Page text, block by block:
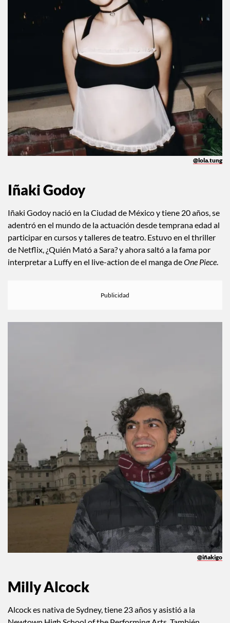
@lola.tung
Iñaki Godoy
Iñaki Godoy nació en la Ciudad de México y tiene 20 años, se
adentró en el mundo de la actuación desde temprana edad al
participar en cursos y talleres de teatro. Estuvo en el thriller
de Netflix, ¿Quién Mató a Sara? y ahora saltó a la fama por
interpretar a Luffy en el live-action de el manga deOne Piece.
@iñakigo
Milly Alcock
Alcock es nativa de Sydney, tiene 23 años y asistió a la